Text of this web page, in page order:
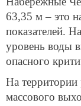
63,35 м – это
показателей.
уровень воды
опасного
На территории
массового